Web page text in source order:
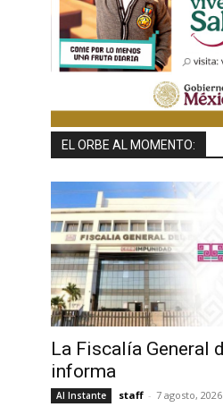
EL ORBE AL MOMENTO:
La Fiscalía General
informa
Al Instante staff - 7 agosto, 2026